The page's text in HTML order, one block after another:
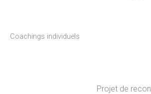
Coachings individuels
Projet de